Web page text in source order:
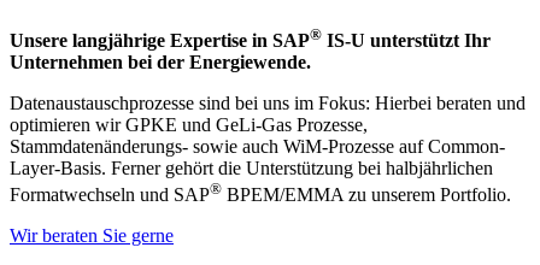
Unsere langjährige Expertise in SAP® IS-U unterstützt Ihr
Unternehmen bei der Energiewende.
Datenaustauschprozesse sind bei uns im Fokus: Hierbei beraten und
optimieren wir GPKE und GeLi-Gas Prozesse,
Stammdatenänderungs- sowie auch WiM-Prozesse auf Common-
Layer-Basis. Ferner gehört die Unterstützung bei halbjährlichen
Formatwechseln und SAP® BPEM/EMMA zu unserem Portfolio.
Wir beraten Sie gerne